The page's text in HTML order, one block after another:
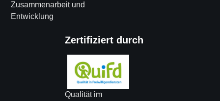
Zusammenarbeit und
Entwicklung
Zertifiziert durch
Qualität im